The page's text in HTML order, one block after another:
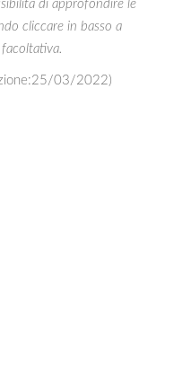
di approfondire le
cliccare in basso a
facoltativa.
03/2022)